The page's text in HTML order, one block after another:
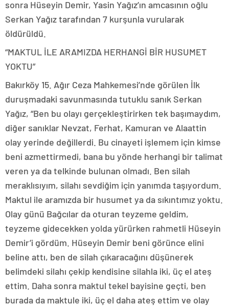
sonra Hüseyin Demir, Yasin Yağız’ın amcasının oğlu
Serkan Yağız tarafından 7 kurşunla vurularak
öldürüldü.
“MAKTUL İLE ARAMIZDA HERHANGİ BİR HUSUMET
YOKTU”
Bakırköy 15. Ağır Ceza Mahkemesi’nde görülen İlk
duruşmadaki savunmasında tutuklu sanık Serkan
Yağız, “Ben bu olayı gerçekleştirirken tek başımaydım,
diğer sanıklar Nevzat, Ferhat, Kamuran ve Alaattin
olay yerinde değillerdi. Bu cinayeti işlemem için kimse
beni azmettirmedi, bana bu yönde herhangi bir talimat
veren ya da telkinde bulunan olmadı. Ben silah
meraklısıyım, silahı sevdiğim için yanımda taşıyordum.
Maktul ile aramızda bir husumet ya da sıkıntımız yoktu.
Olay günü Bağcılar da oturan teyzeme geldim,
teyzeme gidecekken yolda yürürken rahmetli Hüseyin
Demir’i gördüm. Hüseyin Demir beni görünce elini
beline attı, ben de silah çıkaracağını düşünerek
belimdeki silahı çekip kendisine silahla iki, üç el ateş
ettim. Daha sonra maktul tekel bayisine geçti, ben
burada da maktule iki, üç el daha ateş ettim ve olay